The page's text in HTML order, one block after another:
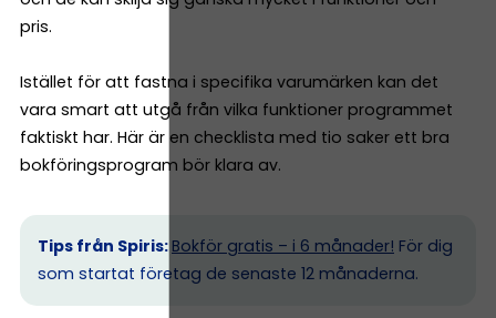
pris.
Istället för att fastna i specifika varumärken kan det
vara smart att utgå från vilka funktioner programmet
faktiskt har. Här är en checklista med tio saker ett bra
bokföringsprogram bör klara av.
Tips från Spiris: Bokför gratis – i 6 månader! För dig
som startat företag de senaste 12 månaderna.